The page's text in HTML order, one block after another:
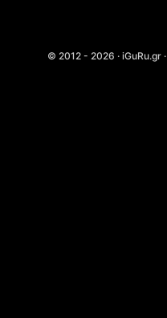
© 2012 - 2026 · iGuRu.gr ·